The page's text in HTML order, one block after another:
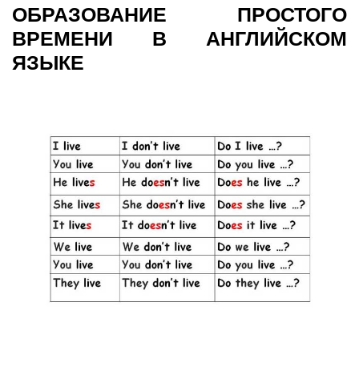
ОБРАЗОВАНИЕ ПРОСТОГО
ВРЕМЕНИ В АНГЛИЙСКОМ
ЯЗЫКЕ